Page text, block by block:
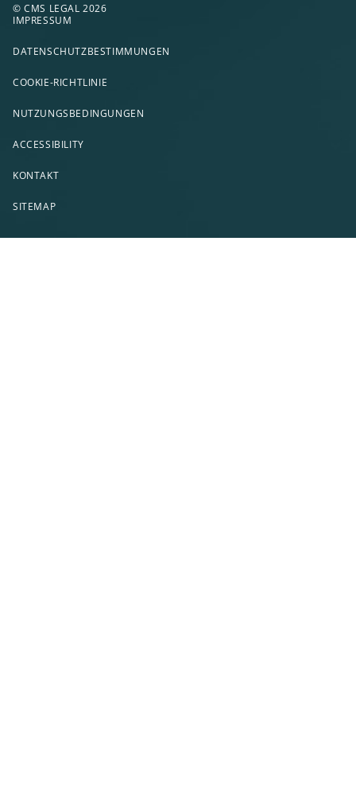
© CMS LEGAL 2026
IMPRESSUM
DATENSCHUTZBESTIMMUNGEN
COOKIE-RICHTLINIE
NUTZUNGSBEDINGUNGEN
ACCESSIBILITY
KONTAKT
SITEMAP